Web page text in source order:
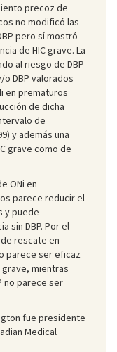
precoz de
no modificó las
pero sí mostró
de HIC grave. La
al riesgo de DBP
DBP valorados
en prematuros
de dicha
de
y además una
grave como de
ONi en
parece reducir el
y puede
sin DBP. Por el
rescate en
parece ser eficaz
mientras
no parece ser
fue presidente
Medical